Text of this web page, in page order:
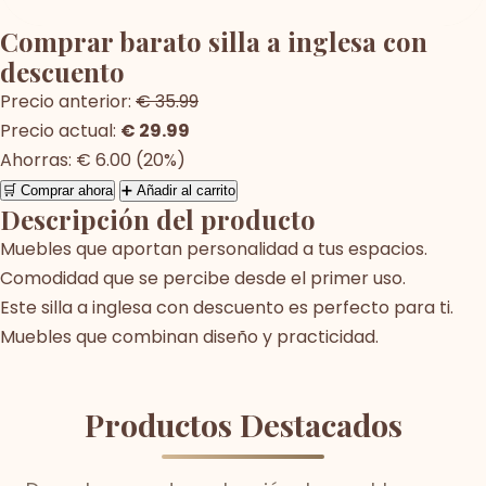
Comprar barato silla a inglesa con
descuento
Precio anterior: € 35.99
Precio actual: € 29.99
Ahorras: € 6.00 (20%)
🛒 Comprar ahora ➕ Añadir al carrito
Descripción del producto
Muebles que aportan personalidad a tus espacios.
Comodidad que se percibe desde el primer uso.
Este silla a inglesa con descuento es perfecto para ti.
Muebles que combinan diseño y practicidad.
Productos Destacados